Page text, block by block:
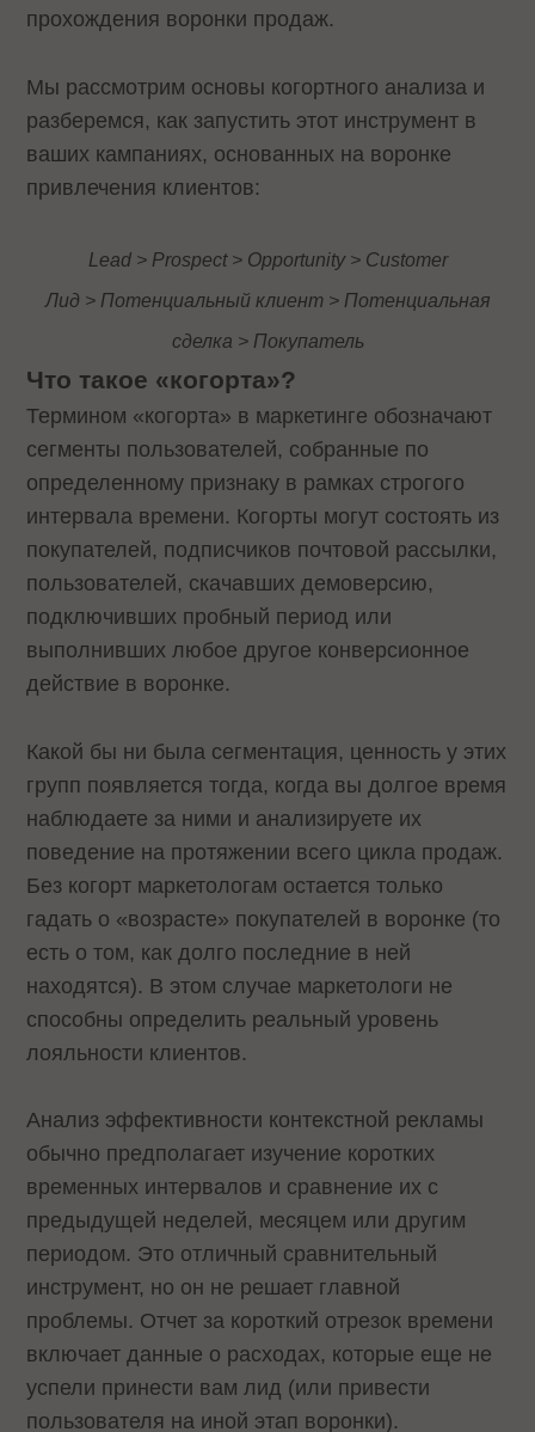
прохождения воронки продаж.
Мы рассмотрим основы когортного анализа и
разберемся, как запустить этот инструмент в
ваших кампаниях, основанных на воронке
привлечения клиентов:
Lead > Prospect > Opportunity > Customer
Лид > Потенциальный клиент > Потенциальная
сделка > Покупатель
Что такое «когорта»?
Термином «когорта» в маркетинге обозначают
сегменты пользователей, собранные по
определенному признаку в рамках строгого
интервала времени. Когорты могут состоять из
покупателей, подписчиков почтовой рассылки,
пользователей, скачавших демоверсию,
подключивших пробный период или
выполнивших любое другое конверсионное
действие в воронке.
Какой бы ни была сегментация, ценность у этих
групп появляется тогда, когда вы долгое время
наблюдаете за ними и анализируете их
поведение на протяжении всего цикла продаж.
Без когорт маркетологам остается только
гадать о «возрасте» покупателей в воронке (то
есть о том, как долго последние в ней
находятся). В этом случае маркетологи не
способны определить реальный уровень
лояльности клиентов.
Анализ эффективности контекстной рекламы
обычно предполагает изучение коротких
временных интервалов и сравнение их с
предыдущей неделей, месяцем или другим
периодом. Это отличный сравнительный
инструмент, но он не решает главной
проблемы. Отчет за короткий отрезок времени
включает данные о расходах, которые еще не
успели принести вам лид (или привести
пользователя на иной этап воронки).